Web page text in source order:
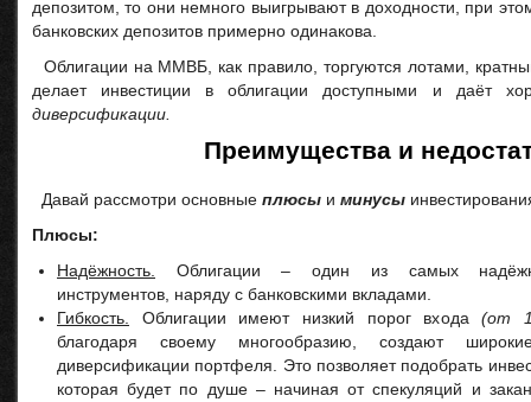
депозитом, то они немного выигрывают в доходности, при
банковских депозитов примерно одинакова.
Облигации на ММВБ, как правило, торгуются лотами,
делает инвестиции в облигации доступными и даёт
диверсификации.
Преимущества и
Давай рассмотри основные плюсы и минусы
Плюсы:
Надёжность.
Облигации – один из самых
инструментов, наряду с банковскими вкладами.
Гибкость.
Облигации имеют низкий порог входа(от
благодаря своему многообразию, создают
диверсификации портфеля. Это позволяет подобрать
которая будет по душе – начиная от спекуляций и